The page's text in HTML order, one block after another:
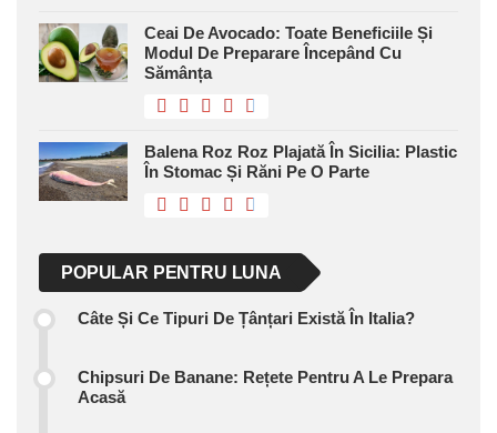
Ceai De Avocado: Toate Beneficiile Și
Modul De Preparare Începând Cu
Sămânța
Balena Roz Roz Plajată În Sicilia: Plastic
În Stomac Și Răni Pe O Parte
POPULAR PENTRU LUNA
Câte Și Ce Tipuri De Țânțari Există În Italia?
Chipsuri De Banane: Rețete Pentru A Le Prepara
Acasă